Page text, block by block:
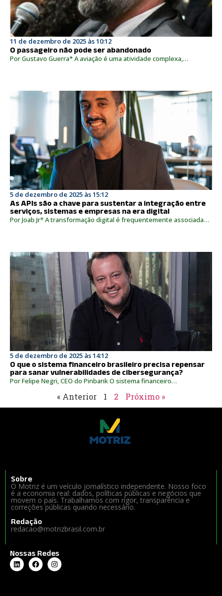
11 de dezembro de 2025 às 10:12
O passageiro não pode ser abandonado
Por Gustavo Guerra* A aviação é uma atividade complexa,…
5 de dezembro de 2025 às 15:12
As APIs são a chave para sustentar a integração entre
serviços, sistemas e empresas na era digital
Por Joab Jr* A transformação digital é frequentemente associada…
5 de dezembro de 2025 às 14:12
O que o sistema financeiro brasileiro precisa repensar
para sanar vulnerabilidades de cibersegurança?
Por Felipe Negri, CEO do Pinbank O sistema financeiro…
« Anterior 1 2 Próximo »
Sobre
O Motriz é um veículo jornalístico independente. Nosso foco
é a economia real: dados, políticas públicas e negócios que
movem o país. Trabalhamos com rigor, transparência e
correções públicas quando necessário.
Redação
redacao@motrizbrasil.com.br
Nossas Redes